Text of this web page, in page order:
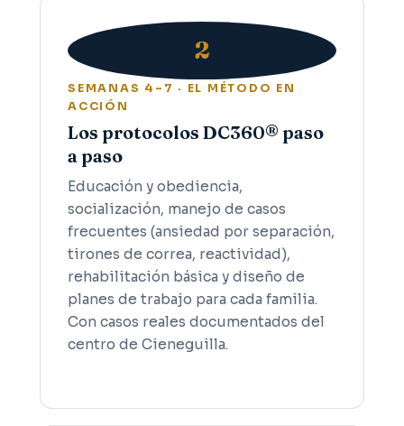
2
SEMANAS 4–7 · EL MÉTODO EN
ACCIÓN
Los protocolos DC360® paso
a paso
Educación y obediencia,
socialización, manejo de casos
frecuentes (ansiedad por separación,
tirones de correa, reactividad),
rehabilitación básica y diseño de
planes de trabajo para cada familia.
Con casos reales documentados del
centro de Cieneguilla.